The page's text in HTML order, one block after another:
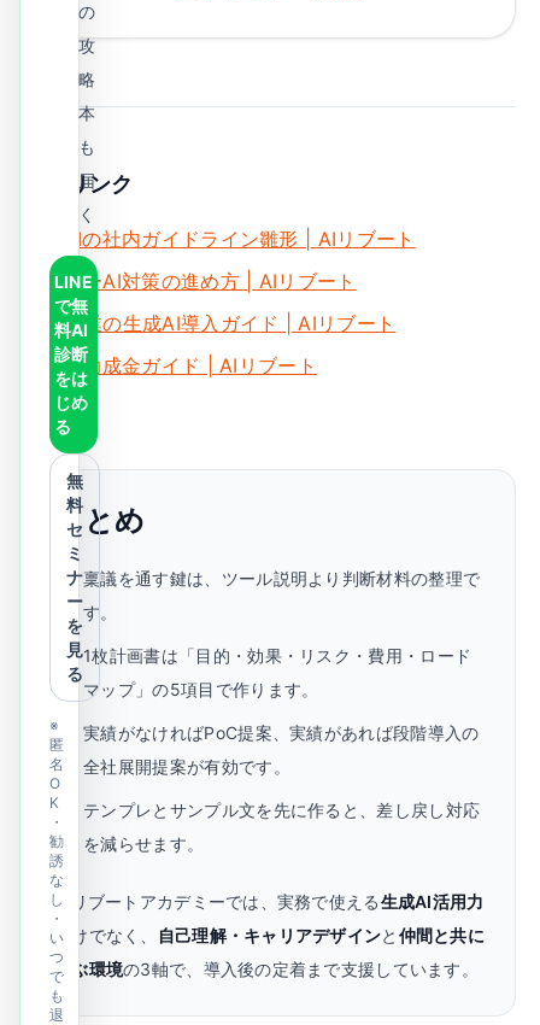
関連リンク
生成AIの社内ガイドライン雛形 | AIリブート
シャドーAI対策の進め方 | AIリブート
中小企業の生成AI導入ガイド | AIリブート
AI研修助成金ガイド | AIリブート
まとめ
稟議を通す鍵は、ツール説明より判断材料の整理で
す。
1枚計画書は「目的・効果・リスク・費用・ロード
マップ」の5項目で作ります。
実績がなければPoC提案、実績があれば段階導入の
全社展開提案が有効です。
テンプレとサンプル文を先に作ると、差し戻し対応
を減らせます。
AIリブートアカデミーでは、実務で使える生成AI活用力
だけでなく、
自己理解・キャリアデザインと 仲間と共に
学ぶ環境の3軸で、導入後の定着まで支援しています。
の
攻
略
本
も
届
く
LINE
で無
料AI
診断
をは
じめ
る
無
料
セ
ミ
ナ
ー
を
見
る
※
匿
名
O
K
・
勧
誘
な
し
・
い
つ
で
も
退